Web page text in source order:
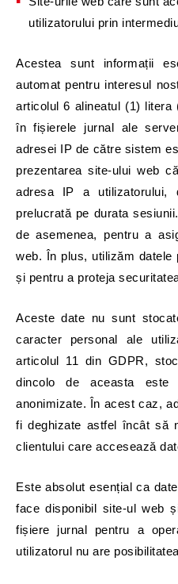
utilizatorului prin
Acestea sunt informații
automat pentru interesul
articolul 6 alineatul (1)
în fișierele jurnal ale
adresei IP de către sistem
prezentarea site-ului web
adresa IP a utilizatorului,
prelucrată pe durata
de asemenea, pentru a
web. În plus, utilizăm datele
și pentru a proteja
Aceste date nu sunt
caracter personal ale
articolul 11 din GDPR,
dincolo de aceasta este
anonimizate. În acest caz,
fi deghizate astfel încât să
clientului care accesează
Este absolut esențial ca
face disponibil site-ul web
fișiere jurnal pentru a
utilizatorul nu are